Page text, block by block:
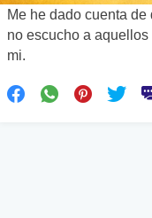
Me he dado cuenta
no escucho a
mi.